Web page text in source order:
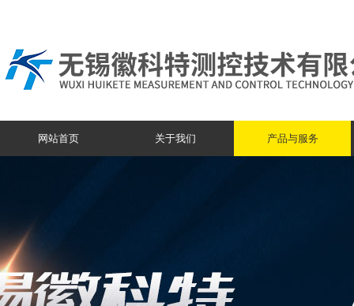
网站首页 关于我们 产品与服务